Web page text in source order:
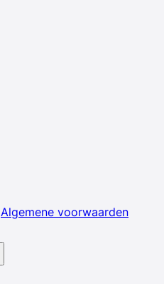
Algemene voorwaarden